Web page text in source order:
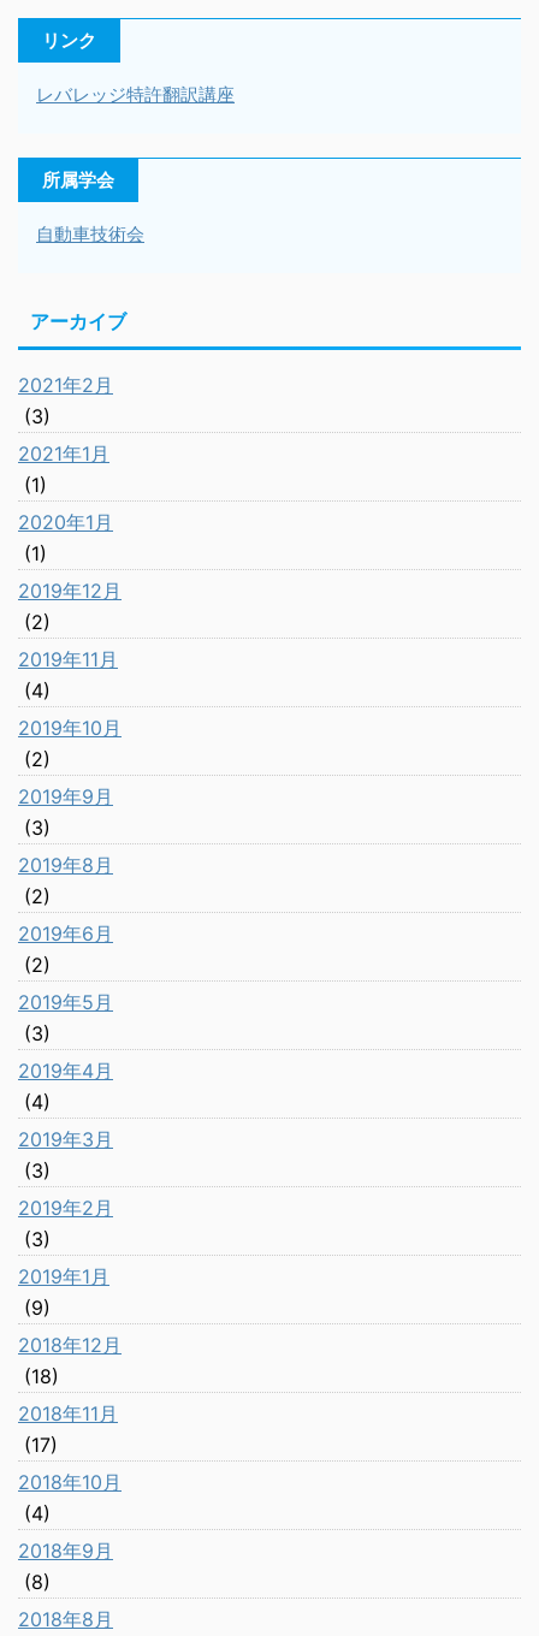
リンク
レバレッジ特許翻訳講座
所属学会
自動車技術会
アーカイブ
2021年2月
(3)
2021年1月
(1)
2020年1月
(1)
2019年12月
(2)
2019年11月
(4)
2019年10月
(2)
2019年9月
(3)
2019年8月
(2)
2019年6月
(2)
2019年5月
(3)
2019年4月
(4)
2019年3月
(3)
2019年2月
(3)
2019年1月
(9)
2018年12月
(18)
2018年11月
(17)
2018年10月
(4)
2018年9月
(8)
2018年8月